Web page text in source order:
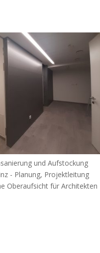
und Aufstockung
- Planung, Projektleitung
Oberaufsicht für Architekten